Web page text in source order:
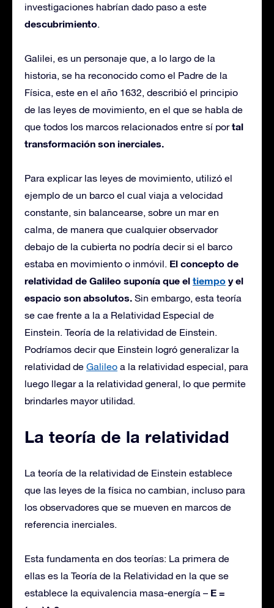
investigaciones habrían dado paso a este
descubrimiento.
Galilei, es un personaje que, a lo largo de la
historia, se ha reconocido como el Padre de la
Física, este en el año 1632, describió el principio
de las leyes de movimiento, en el que se habla de
que todos los marcos relacionados entre sí portal
transformación son inerciales.
Para explicar las leyes de movimiento, utilizó el
ejemplo de un barco el cual viaja a velocidad
constante, sin balancearse, sobre un mar en
calma, de manera que cualquier observador
debajo de la cubierta no podría decir si el barco
estaba en movimiento o inmóvil. El concepto de
relatividad de Galileo suponía que el tiempo y el
espacio son absolutos. Sin embargo, esta teoría
se cae frente a la a Relatividad Especial de
Einstein. Teoría de la relatividad de Einstein.
Podríamos decir que Einstein logró generalizar la
relatividad de Galileo a la relatividad especial, para
luego llegar a la relatividad general, lo que permite
brindarles mayor utilidad.
La teoría de la relatividad
La teoría de la relatividad de Einstein establece
que las leyes de la física no cambian, incluso para
los observadores que se mueven en marcos de
referencia inerciales.
Esta fundamenta en dos teorías: La primera de
ellas es la Teoría de la Relatividad en la que se
establece la equivalencia masa-energía – E =